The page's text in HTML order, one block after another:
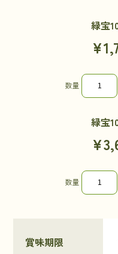
緑宝
数量
緑宝
数量
賞味期限